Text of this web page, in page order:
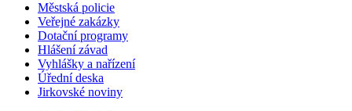
Městská policie
Veřejné zakázky
Dotační programy
Hlášení závad
Vyhlášky a nařízení
Úřední deska
Jirkovské noviny